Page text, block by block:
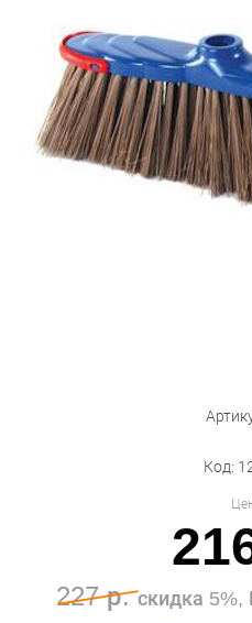
Мебель
Бытовая техника
Обувь для дома и дачи
Акции
Код:
227 р.скидка 5%,